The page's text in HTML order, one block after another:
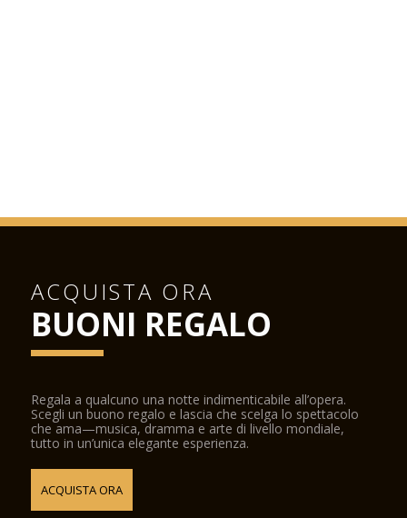
ACQUISTA ORA
BUONI REGALO
Regala a qualcuno una notte indimenticabile all’opera.
Scegli un buono regalo e lascia che scelga lo spettacolo
che ama—musica, dramma e arte di livello mondiale,
tutto in un’unica elegante esperienza.
ACQUISTA ORA